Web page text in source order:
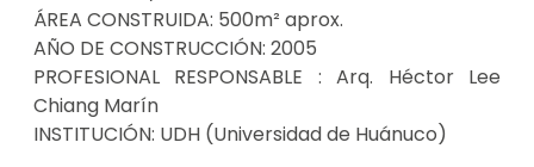
ÁREA CONSTRUIDA: 500m² aprox.
AÑO DE CONSTRUCCIÓN: 2005
PROFESIONAL RESPONSABLE : Arq. Héctor Lee
Chiang Marín
INSTITUCIÓN: UDH (Universidad de Huánuco)